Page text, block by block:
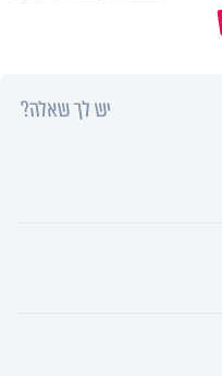
יש לך שאלה?